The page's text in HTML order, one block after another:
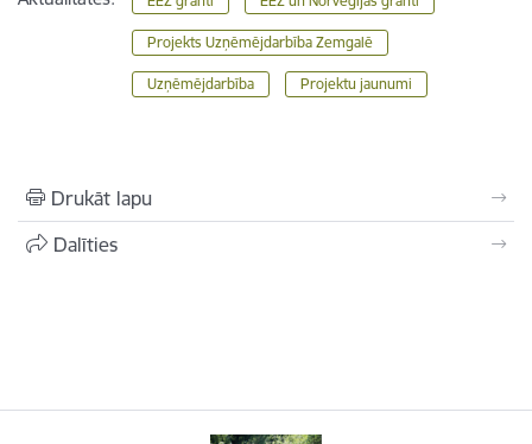
Projekts Uzņēmējdarbība Zemgalē
Uzņēmējdarbība Projektu jaunumi
Drukāt lapu
Dalīties